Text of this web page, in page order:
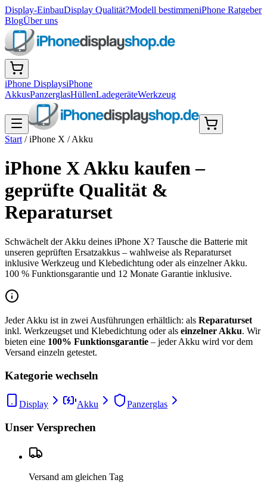
Display-EinbauDisplay Qualität?Modell bestimmeniPhone Ratgeber
BlogÜber uns
iPhone DisplaysiPhone
AkkusPanzerglasHüllenLadegeräteWerkzeug
Start /iPhone X /Akku
iPhone X Akku kaufen –
geprüfte Qualität &
Reparaturset
Schwächelt der Akku deines iPhone X? Tausche die Batterie mit
unseren geprüften Ersatzakkus – wahlweise als Reparaturset
inklusive Werkzeug und Klebedichtung oder als einzelner Akku.
100 % Funktionsgarantie und 12 Monate Garantie inklusive.
Jeder Akku ist in zwei Ausführungen erhältlich: als Reparaturset
inkl. Werkzeugset und Klebedichtung oder als einzelner Akku. Wir
bieten eine 100% Funktionsgarantie – jeder Akku wird vor dem
Versand einzeln getestet.
Kategorie wechseln
Display Akku Panzerglas
Unser Versprechen
Versand am gleichen Tag